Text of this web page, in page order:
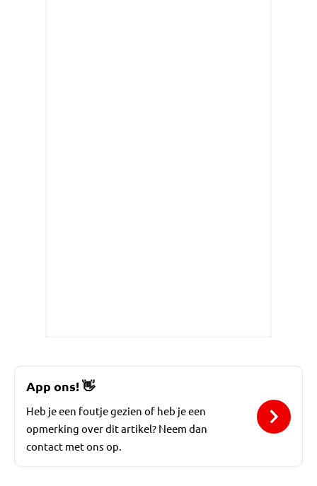
App ons!👋
Heb je een foutje gezien of heb je een
opmerking over dit artikel? Neem dan
contact met ons op.